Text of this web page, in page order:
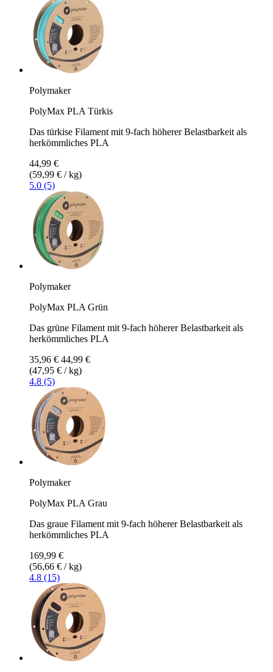
Polymaker
PolyMax PLA Türkis
Das türkise Filament mit 9-fach höherer Belastbarkeit als
herkömmliches PLA
44,99 €
(59,99 € / kg)
5.0 (5)
Polymaker
PolyMax PLA Grün
Das grüne Filament mit 9-fach höherer Belastbarkeit als
herkömmliches PLA
35,96 € 44,99 €
(47,95 € / kg)
4.8 (5)
Polymaker
PolyMax PLA Grau
Das graue Filament mit 9-fach höherer Belastbarkeit als
herkömmliches PLA
169,99 €
(56,66 € / kg)
4.8 (15)